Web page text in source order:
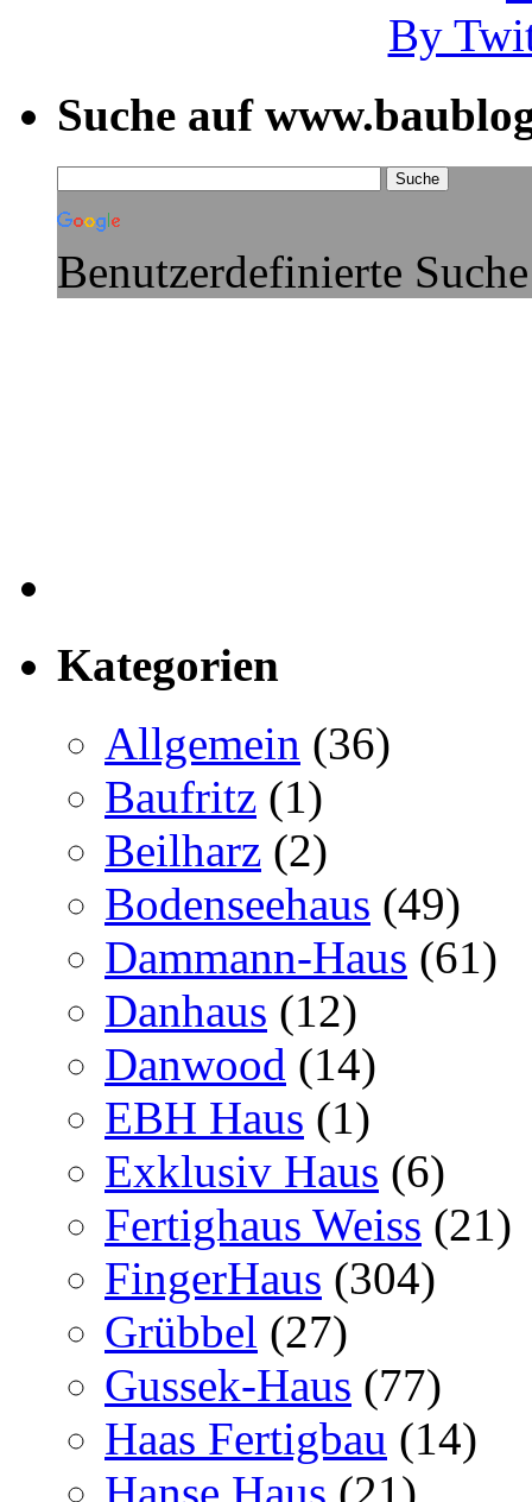
By
Suche auf
Benutzerdefinierte Suche
Kategorien
Allgemein (36)
Baufritz (1)
Beilharz (2)
Bodenseehaus (49)
Dammann-Haus (61)
Danhaus (12)
Danwood (14)
EBH Haus (1)
Exklusiv Haus (6)
Fertighaus Weiss (21)
FingerHaus (304)
Grübbel (27)
Gussek-Haus (77)
Haas Fertigbau (14)